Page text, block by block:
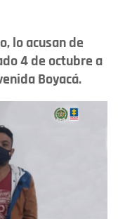
lo acusan de
4 de octubre a
Boyacá.